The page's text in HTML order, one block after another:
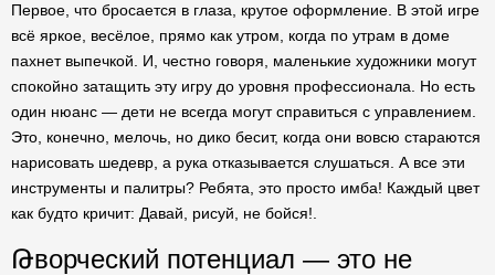
Первое, что бросается в глаза, крутое оформление. В этой игре
всё яркое, весёлое, прямо как утром, когда по утрам в доме
пахнет выпечкой. И, честно говоря, маленькие художники могут
спокойно затащить эту игру до уровня профессионала. Но есть
один нюанс — дети не всегда могут справиться с управлением.
Это, конечно, мелочь, но дико бесит, когда они вовсю стараются
нарисовать шедевр, а рука отказывается слушаться. А все эти
инструменты и палитры? Ребята, это просто имба! Каждый цвет
как будто кричит: Давай, рисуй, не бойся!.
Թворческий потенциал — это не